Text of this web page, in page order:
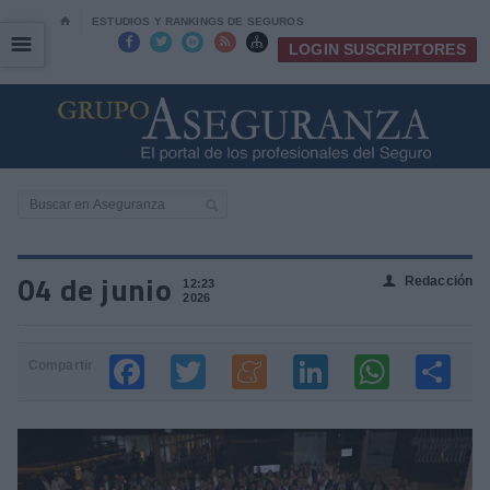
⌂ ESTUDIOS Y RANKINGS DE SEGUROS
     LOGIN SUSCRIPTORES
☰
☰
04 de junio
12:23
2026
👤 Redacción